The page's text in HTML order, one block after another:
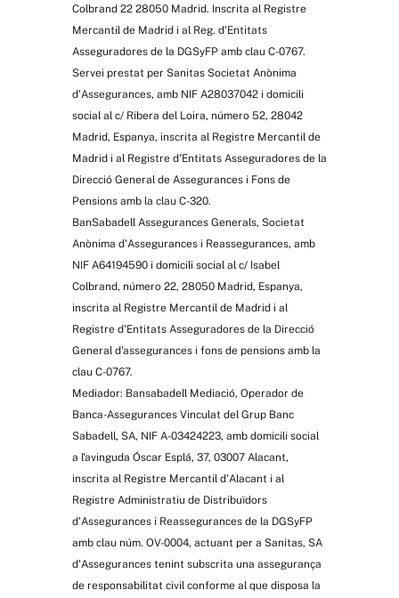
Colbrand 22 28050 Madrid. Inscrita al Registre
Mercantil de Madrid i al Reg. d'Entitats
Asseguradores de la DGSyFP amb clau C-0767.
Servei prestat per Sanitas Societat Anònima
d'Assegurances, amb NIF A28037042 i domicili
social al c/ Ribera del Loira, número 52, 28042
Madrid, Espanya, inscrita al Registre Mercantil de
Madrid i al Registre d'Entitats Asseguradores de la
Direcció General de Assegurances i Fons de
Pensions amb la clau C-320.
BanSabadell Assegurances Generals, Societat
Anònima d'Assegurances i Reassegurances, amb
NIF A64194590 i domicili social al c/ Isabel
Colbrand, número 22, 28050 Madrid, Espanya,
inscrita al Registre Mercantil de Madrid i al
Registre d'Entitats Asseguradores de la Direcció
General d'assegurances i fons de pensions amb la
clau C-0767.
Mediador: Bansabadell Mediació, Operador de
Banca-Assegurances Vinculat del Grup Banc
Sabadell, SA, NIF A-03424223, amb domicili social
a l'avinguda Óscar Esplá, 37, 03007 Alacant,
inscrita al Registre Mercantil d'Alacant i al
Registre Administratiu de Distribuïdors
d'Assegurances i Reassegurances de la DGSyFP
amb clau núm. OV-0004, actuant per a Sanitas, SA
d'Assegurances tenint subscrita una assegurança
de responsabilitat civil conforme al que disposa la